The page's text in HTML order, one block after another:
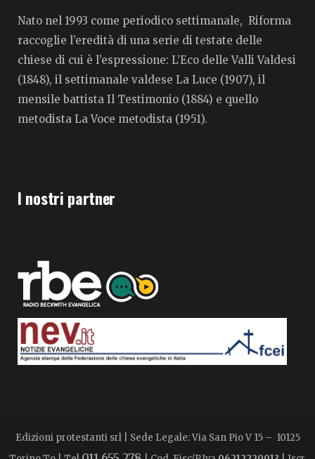
Nato nel 1993 come periodico settimanale, Riforma
raccoglie l’eredità di una serie di testate delle
chiese di cui è l’espressione: L’Eco delle Valli Valdesi
(1848), il settimanale valdese La Luce (1907), il
mensile battista Il Testimonio (1884) e quello
metodista La Voce metodista (1951).
I nostri partner
Edizioni protestanti srl | Sede Legale: Via San Pio V 15 – 10125